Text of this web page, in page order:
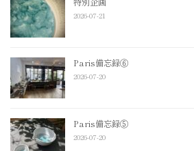
2026-07-21
Paris備忘録⑥
2026-07-20
Paris備忘録⑤
2026-07-20